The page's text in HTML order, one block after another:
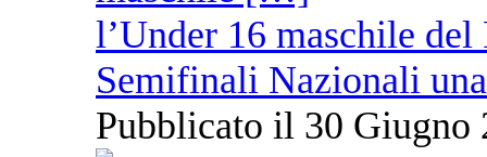
l’Under 16 maschile
Semifinali Nazionali
Pubblicato il 30 Giugno